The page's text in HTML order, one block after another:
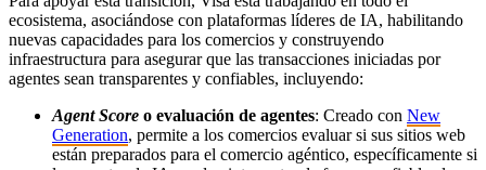
ecosistema, asociándose con plataformas líderes de IA, habilitando
nuevas capacidades para los comercios y construyendo
infraestructura para asegurar que las transacciones iniciadas por
agentes sean transparentes y confiables, incluyendo:
Agent Score o evaluación de agentes: Creado con New
Generation, permite a los comercios evaluar si sus sitios web
están preparados para el comercio agéntico, específicamente si